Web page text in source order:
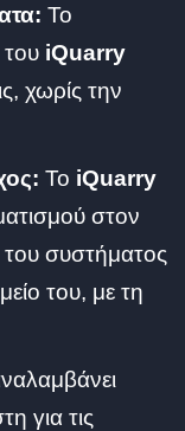
Το
iQuarry
χωρίς την
Το iQuarry
στον
του συστήματος
του, με τη
για τις